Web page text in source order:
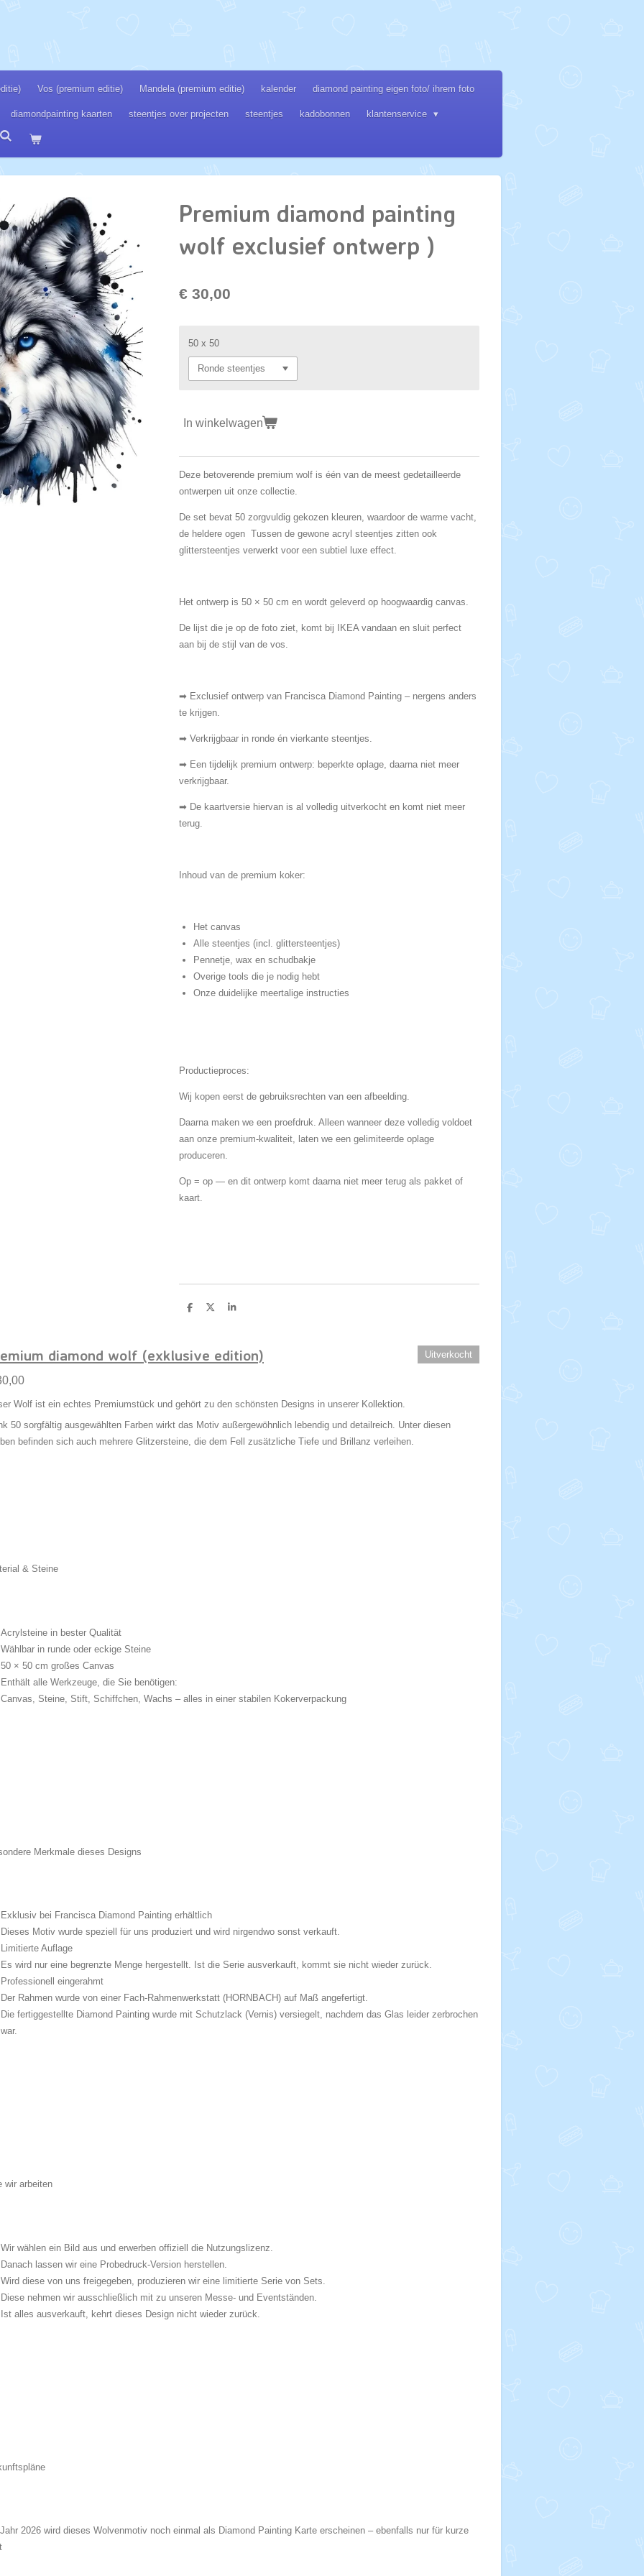
Vos (premium editie) Mandela (premium editie) kalender diamond painting eigen foto/ ihrem foto
diamondpainting kaarten steentjes over projecten steentjes kadobonnen klantenservice
Premium diamond painting
wolf exclusief ontwerp )
€ 30,00
50 x 50
In winkelwagen
Deze betoverende premium wolf is één van de meest gedetailleerde
ontwerpen uit onze collectie.
De set bevat 50 zorgvuldig gekozen kleuren, waardoor de warme vacht,
de heldere ogen Tussen de gewone acryl steentjes zitten ook
glittersteentjes verwerkt voor een subtiel luxe effect.
Het ontwerp is 50 × 50 cm en wordt geleverd op hoogwaardig canvas.
De lijst die je op de foto ziet, komt bij IKEA vandaan en sluit perfect
aan bij de stijl van de vos.
➡ Exclusief ontwerp van Francisca Diamond Painting – nergens anders
te krijgen.
➡ Verkrijgbaar in ronde én vierkante steentjes.
➡ Een tijdelijk premium ontwerp: beperkte oplage, daarna niet meer
verkrijgbaar.
➡ De kaartversie hiervan is al volledig uitverkocht en komt niet meer
terug.
Inhoud van de premium koker:
Het canvas
Alle steentjes (incl. glittersteentjes)
Pennetje, wax en schudbakje
Overige tools die je nodig hebt
Onze duidelijke meertalige instructies
Productieproces:
Wij kopen eerst de gebruiksrechten van een afbeelding.
Daarna maken we een proefdruk. Alleen wanneer deze volledig voldoet
aan onze premium-kwaliteit, laten we een gelimiteerde oplage
produceren.
Op = op — en dit ontwerp komt daarna niet meer terug als pakket of
kaart.
D
D
S
Uitverkocht
diamond wolf (exklusive edition)
Wolf ist ein echtes Premiumstück und gehört zu den schönsten Designs in unserer Kollektion.
50 sorgfältig ausgewählten Farben wirkt das Motiv außergewöhnlich lebendig und detailreich. Unter diesen
befinden sich auch mehrere Glitzersteine, die dem Fell zusätzliche Tiefe und Brillanz verleihen.
& Steine
Acrylsteine in bester Qualität
Wählbar in runde oder eckige Steine
50 × 50 cm großes Canvas
Enthält alle Werkzeuge, die Sie benötigen:
Canvas, Steine, Stift, Schiffchen, Wachs – alles in einer stabilen Kokerverpackung
Merkmale dieses Designs
Exklusiv bei Francisca Diamond Painting erhältlich
Dieses Motiv wurde speziell für uns produziert und wird nirgendwo sonst verkauft.
Limitierte Auflage
Es wird nur eine begrenzte Menge hergestellt. Ist die Serie ausverkauft, kommt sie nicht wieder zurück.
Professionell eingerahmt
Der Rahmen wurde von einer Fach-Rahmenwerkstatt (HORNBACH) auf Maß angefertigt.
Die fertiggestellte Diamond Painting wurde mit Schutzlack (Vernis) versiegelt, nachdem das Glas leider zerbrochen
war.
wir arbeiten
Wir wählen ein Bild aus und erwerben offiziell die Nutzungslizenz.
Danach lassen wir eine Probedruck-Version herstellen.
Wird diese von uns freigegeben, produzieren wir eine limitierte Serie von Sets.
Diese nehmen wir ausschließlich mit zu unseren Messe- und Eventständen.
Ist alles ausverkauft, kehrt dieses Design nicht wieder zurück.
2026 wird dieses Wolvenmotiv noch einmal als Diamond Painting Karte erscheinen – ebenfalls nur für kurze